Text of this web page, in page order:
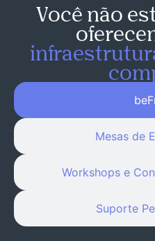
Você não
Mesas de
Workshops e
Suporte